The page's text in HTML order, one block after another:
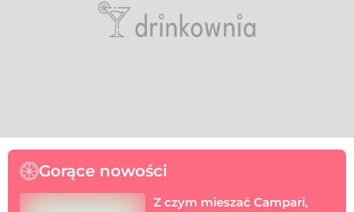
Gorące nowości
Z czym mieszać Campari,